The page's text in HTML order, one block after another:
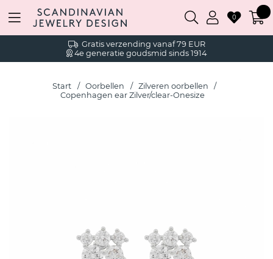
Gratis verzending vanaf 79 EUR
4e generatie goudsmid sinds 1914
0
Start Oorbellen
Zilveren oorbellen
Copenhagen ear Zilver/clear-Onesize